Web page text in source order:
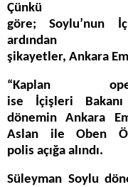
göre; Soylu’nun
ardından
şikayetler, Ankara
“Kaplan
ise İçişleri Bakanı
dönemin Ankara
Aslan ile Oben
polis açığa alındı.
Süleyman Soylu